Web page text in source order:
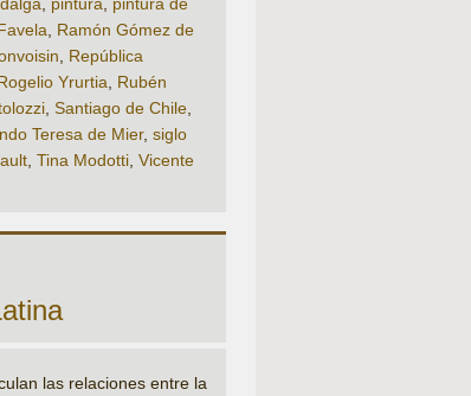
, pintura, pintura de
, Ramón Gómez de
, República
Yrurtia, Rubén
, Santiago de Chile,
Teresa de Mier, siglo
, Tina Modotti, Vicente
las relaciones entre la